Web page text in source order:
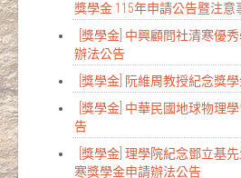
獎學金 115年申請公告暨注意
[獎學金] 中興顧問社清寒優
辦法公告
[獎學金] 阮維周教授紀念獎
[獎學金] 中華民國地球物理
告
[獎學金] 理學院紀念鄧立基
寒獎學金申請辦法公告